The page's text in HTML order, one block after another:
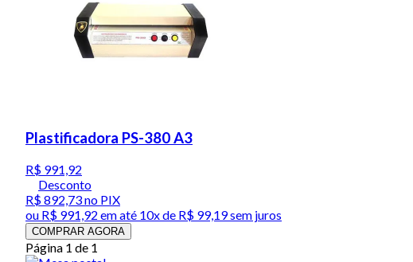
Plastificadora PS-380 A3
R$ 991,92
Desconto
R$ 892,73no PIX
ou R$ 991,92 em até 10x de R$ 99,19 sem juros
COMPRAR AGORA
Página 1 de 1